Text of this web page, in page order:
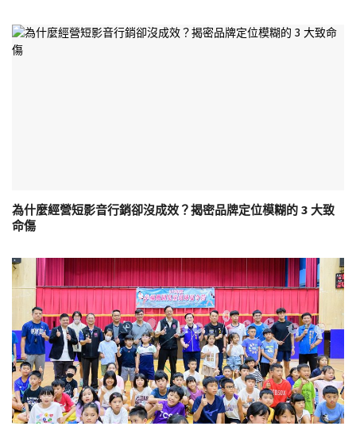
為什麼經營短影音行銷卻沒成效？揭密品牌定位模糊的 3 大致
命傷